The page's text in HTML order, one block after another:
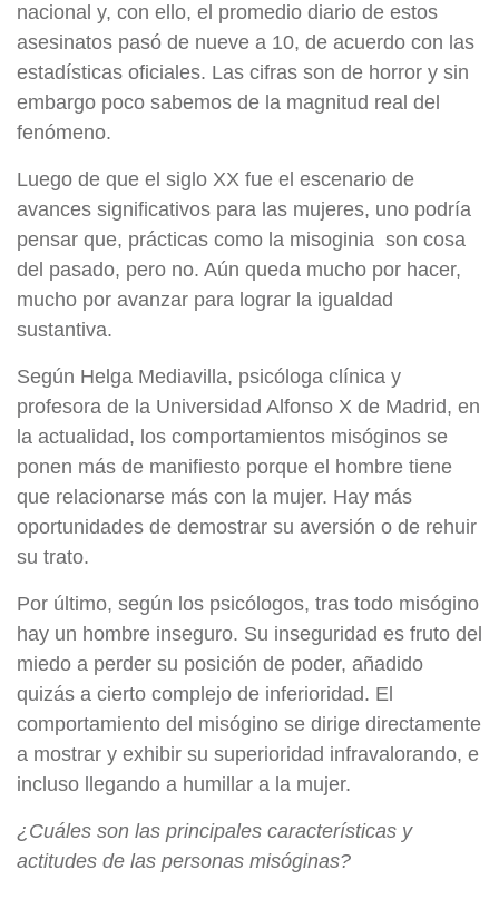
nacional y, con ello, el promedio diario de estos
asesinatos pasó de nueve a 10, de acuerdo con las
estadísticas oficiales. Las cifras son de horror y sin
embargo poco sabemos de la magnitud real del
fenómeno.
Luego de que el siglo XX fue el escenario de
avances significativos para las mujeres, uno podría
pensar que, prácticas como la misoginia son cosa
del pasado, pero no. Aún queda mucho por hacer,
mucho por avanzar para lograr la igualdad
sustantiva.
Según Helga Mediavilla, psicóloga clínica y
profesora de la Universidad Alfonso X de Madrid, en
la actualidad, los comportamientos misóginos se
ponen más de manifiesto porque el hombre tiene
que relacionarse más con la mujer. Hay más
oportunidades de demostrar su aversión o de rehuir
su trato.
Por último, según los psicólogos, tras todo misógino
hay un hombre inseguro. Su inseguridad es fruto del
miedo a perder su posición de poder, añadido
quizás a cierto complejo de inferioridad. El
comportamiento del misógino se dirige directamente
a mostrar y exhibir su superioridad infravalorando, e
incluso llegando a humillar a la mujer.
¿Cuáles son las principales características y
actitudes de las personas misóginas?